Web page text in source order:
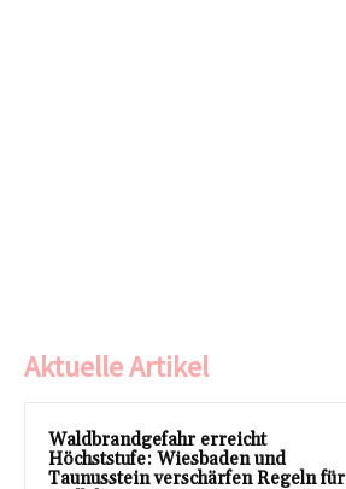
Aktuelle Artikel
Waldbrandgefahr erreicht
Höchststufe: Wiesbaden und
Taunusstein verschärfen Regeln für